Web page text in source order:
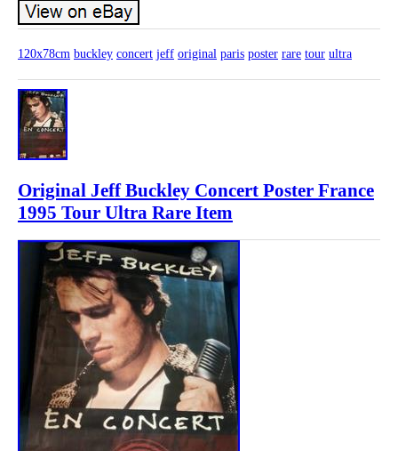
120x78cm buckley concert jeff original paris poster rare tour ultra
Original Jeff Buckley Concert Poster France
1995 Tour Ultra Rare Item